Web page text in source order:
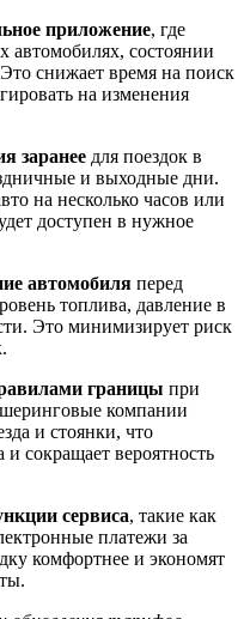
приложение, где
автомобилях, состоянии
снижает время на поиск
на изменения
заранее для поездок в
и выходные дни.
на несколько часов или
доступен в нужное
автомобиля перед
топлива, давление в
Это минимизирует риск
границы при
компании
и стоянки, что
сокращает вероятность
сервиса, такие как
платежи за
комфортнее и экономят